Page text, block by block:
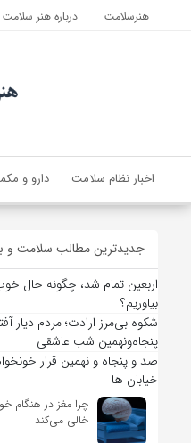
هنرسلامت درباره هنر سلامت
اخبار نظام سلامت دارو و
جدیدترین مطالب سلامت و
اربعین تمام شد، چگونه حال
بیاوریم؟
شکوه بی‌مرز ارادت؛ مردم دیار
پنجاه‌ونهمین شب عاشقی
صد و پنجاه و نهمین قرار
خیابان ها
چرا مغز در هنگام
خالی می‌کند